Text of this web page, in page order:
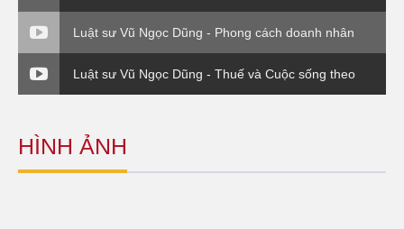
VTV1
Luật sư Vũ Ngọc Dũng - Phong cách doanh nhân
Luật sư Vũ Ngọc Dũng - Thuế và Cuộc sống theo
Thông tư 120 Bộ Tài Chính
HÌNH ẢNH